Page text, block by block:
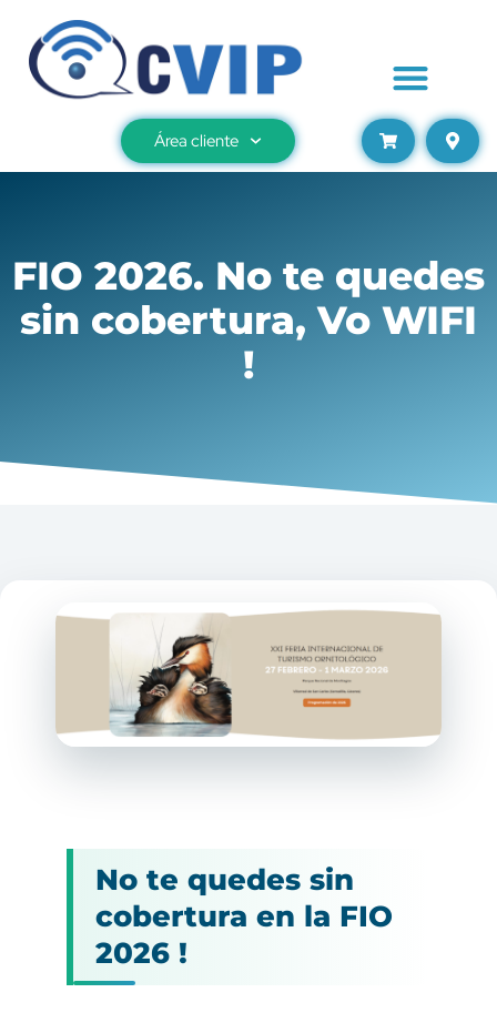
Área cliente
FIO 2026. No te quedes
sin cobertura, Vo WIFI
!
No te quedes sin
cobertura en la FIO
2026 !